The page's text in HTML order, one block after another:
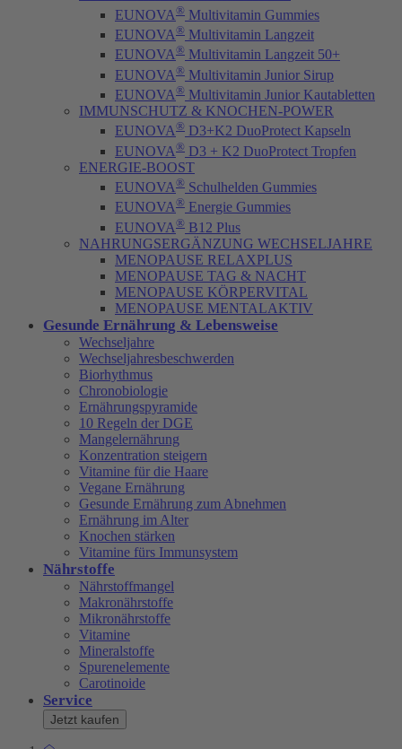
EUNOVA® Multivitamin Gummies
EUNOVA® Multivitamin Langzeit
EUNOVA® Multivitamin Langzeit 50+
EUNOVA® Multivitamin Junior Sirup
EUNOVA® Multivitamin Junior Kautabletten
IMMUNSCHUTZ & KNOCHEN-POWER
EUNOVA® D3+K2 DuoProtect Kapseln
EUNOVA® D3 + K2 DuoProtect Tropfen
ENERGIE-BOOST
EUNOVA® Schulhelden Gummies
EUNOVA® Energie Gummies
EUNOVA® B12 Plus
NAHRUNGSERGÄNZUNG WECHSELJAHRE
MENOPAUSE RELAXPLUS
MENOPAUSE TAG & NACHT
MENOPAUSE KÖRPERVITAL
MENOPAUSE MENTALAKTIV
Gesunde Ernährung & Lebensweise
Wechseljahre
Wechseljahresbeschwerden
Biorhythmus
Chronobiologie
Ernährungspyramide
10 Regeln der DGE
Mangelernährung
Konzentration steigern
Vitamine für die Haare
Vegane Ernährung
Gesunde Ernährung zum Abnehmen
Ernährung im Alter
Knochen stärken
Vitamine fürs Immunsystem
Nährstoffe
Nährstoffmangel
Makronährstoffe
Mikronährstoffe
Vitamine
Mineralstoffe
Spurenelemente
Carotinoide
Service
Jetzt kaufen